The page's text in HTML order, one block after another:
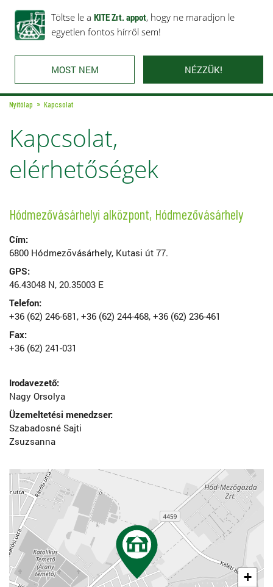
Töltse le a KITE Zrt. appot, hogy ne maradjon le
egyetlen fontos hírről sem!
MOST NEM NÉZZÜK!
Rólunk Ajánlataink Karrier Kapcsolat
Nyitólap Kapcsolat
Kapcsolat,
elérhetőségek
Hódmezővásárhelyi alközpont, Hódmezővásárhely
Cím:
6800 Hódmezővásárhely, Kutasi út 77.
GPS:
46.43048 N, 20.35003 E
Telefon:
+36 (62) 246-681, +36 (62) 244-468, +36 (62) 236-461
Fax:
+36 (62) 241-031
Irodavezető:
Nagy Orsolya
Üzemeltetési menedzser:
Szabadosné Sajti
Zsuzsanna
+